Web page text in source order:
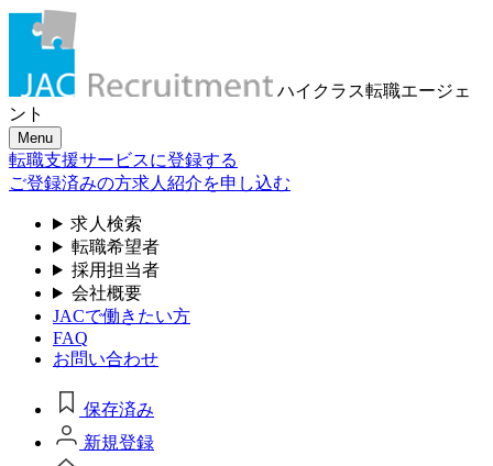
ハイクラス転職エージェ
ント
Menu
転職支援サービスに登録する
ご登録済みの方求人紹介を申し込む
求人検索
転職希望者
採用担当者
会社概要
JACで働きたい方
FAQ
お問い合わせ
保存済み
新規登録